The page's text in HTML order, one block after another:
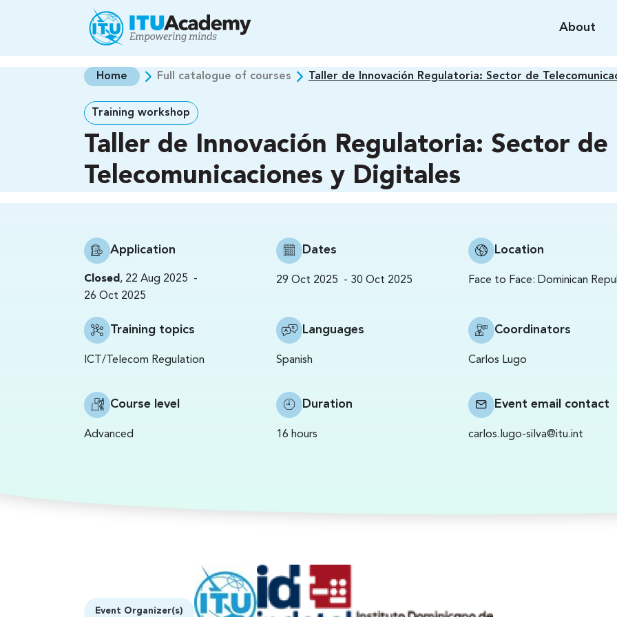
Skip to main content
About
Home Full catalogue of courses Taller de Innovación Regulatoria: Sector de
Training workshop
Taller de Innovación Regulatoria: Sector de
Telecomunicaciones y Digitales
Application
Closed, 22 Aug 2025
-
26 Oct 2025
Dates
29 Oct 2025 - 30 Oct 2025
Location
Face to Face: Dominican
Training topics
ICT/Telecom Regulation
Languages
Spanish
Coordinators
Carlos Lugo
Course level
Advanced
Duration
16 hours
Event email contact
carlos.lugo-silva@itu.int
Event Organizer(s)